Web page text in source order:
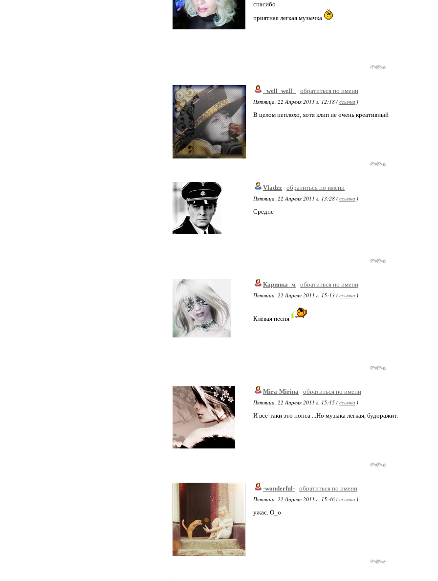
спасибо
приятная легкая музычка
_well_well_
обратиться по имени
Пятница, 22 Апреля 2011 г. 12:18 (ссылка )
В целом неплохо, хотя клип не очень креативный
Vladzz обратиться по имени
Пятница, 22 Апреля 2011 г. 13:28 (ссылка )
Средне
Каринка_м обратиться по имени
Пятница, 22 Апреля 2011 г. 15:13 (ссылка )
Клёвая песня
Mira-Mirina
обратиться по имени
Пятница, 22 Апреля 2011 г. 15:15 (ссылка )
И всё-таки это попса ...Но музыка легкая, будоражит.
-wonderful- обратиться по имени
Пятница, 22 Апреля 2011 г. 15:46 (ссылка )
ужас. О_о